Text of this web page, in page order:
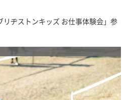
リヂストンキッズ お仕事体験会」参